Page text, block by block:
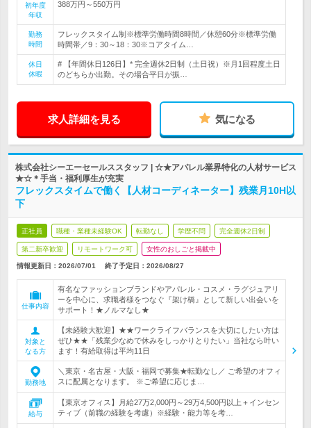
初年度
年収
388万円～550万円
勤務
時間
フレックスタイム制※標準労働時間8時間／休憩60分※標準労働
時間帯／9：30～18：30※コアタイム…
休日
休暇
# 【年間休日126日】* 完全週休2日制（土日祝）※月1回程度土日
のどちらか出勤。その場合平日が振…
求人詳細を見る 気になる
株式会社シーエーセールススタッフ | ☆★アパレル業界特化の人材サービス
★☆＊手当・福利厚生が充実
フレックスタイムで働く【人材コーディネーター】残業月10H以
下
正社員 職種・業種未経験OK 転勤なし 学歴不問 完全週休2日制
第二新卒歓迎 リモートワーク可 女性のおしごと掲載中
情報更新日：2026/07/01 終了予定日： 2026/08/27
仕事内容
有名なファッションブランドやアパレル・コスメ・ラグジュアリ
ーを中心に、求職者様をつなぐ『架け橋』として新しい出会いを
サポート！★ノルマなし★
対象と
なる方
【未経験大歓迎】★★ワークライフバランスを大切にしたい方は
ぜひ★★「残業少なめで休みをしっかりとりたい」当社なら叶い
ます！有給取得は平均11日
勤務地
＼東京・名古屋・大阪・福岡で募集★転勤なし／ ご希望のオフィ
スに配属となります。 ※ご希望に応じま…
給与
【東京オフィス】月給27万2,000円～29万4,500円以上＋インセン
ティブ（前職の経験を考慮）※経験・能力等を考…